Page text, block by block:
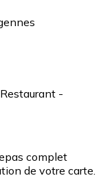
-
complet
de votre carte.